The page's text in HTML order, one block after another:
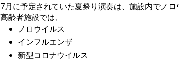
7月に予定されていた夏祭り演奏は、施設内でノロ
高齢者施設では、
ノロウイルス
インフルエンザ
新型コロナウイルス